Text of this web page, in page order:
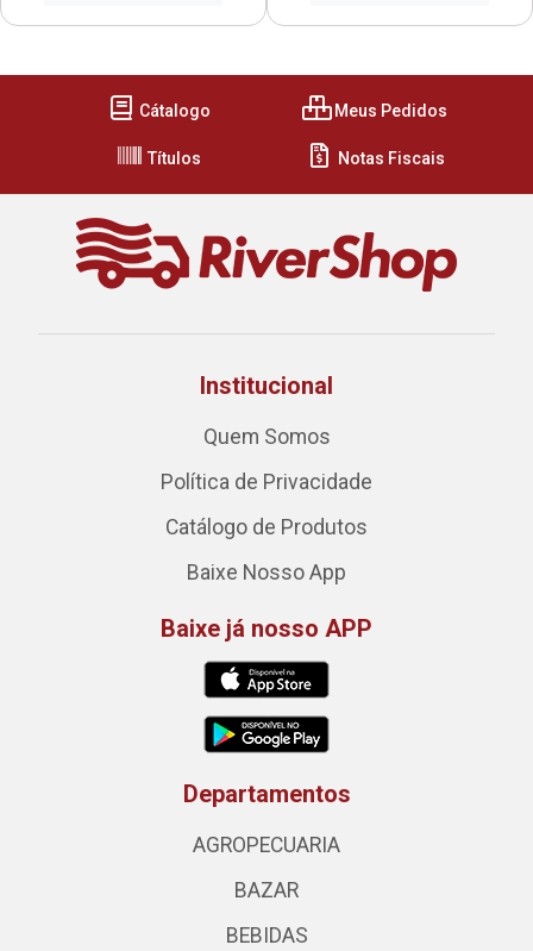
Cátalogo Meus Pedidos
Títulos Notas Fiscais
Institucional
Quem Somos
Política de Privacidade
Catálogo de Produtos
Baixe Nosso App
Baixe já nosso APP
Departamentos
AGROPECUARIA
BAZAR
BEBIDAS